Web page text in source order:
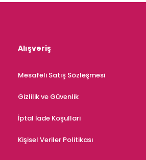
Alışveriş
Mesafeli Satış Sözleşmesi
Gizlilik ve Güvenlik
İptal İade Koşullari
Kişisel Veriler Politikası